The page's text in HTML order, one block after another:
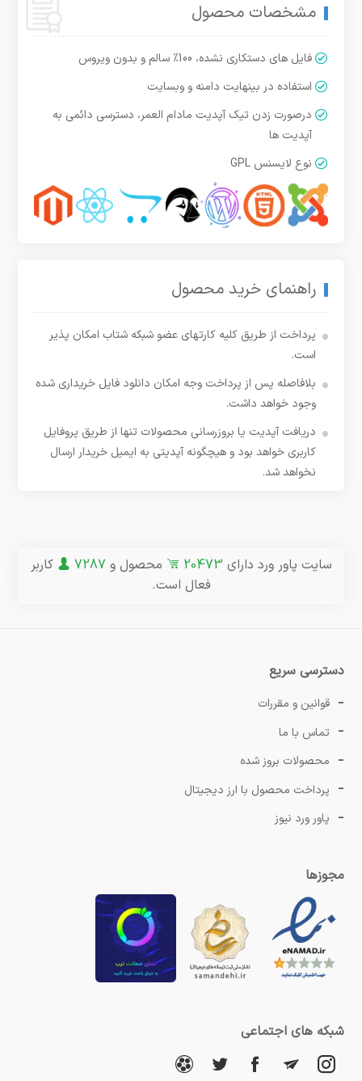
مشخصات محصول
فایل های دستکاری نشده، 100% سالم و بدون ویروس
استفاده در بینهایت دامنه و وبسایت
درصورت زدن تیک آپدیت مادام العمر، دسترسی دائمی به
آپدیت ها
نوع لایسنس GPL
راهنمای خرید محصول
پرداخت از طریق کلیه کارتهای عضو شبکه شتاب امکان پذیر
است.
بلافاصله پس از پرداخت وجه امکان دانلود فایل خریداری شده
وجود خواهد داشت.
دریافت آپدیت یا بروزرسانی محصولات تنها از طریق پروفایل
کاربری خواهد بود و هیچگونه آپدیتی به ایمیل خریدار ارسال
نخواهد شد.
سایت پاور ورد دارای 20473 محصول و7287
کاربر
فعال است.
دسترسی سریع
قوانین و مقررات
تماس با ما
محصولات بروز شده
پرداخت محصول با ارز دیجیتال
پاور ورد نیوز
مجوزها
شبکه های اجتماعی